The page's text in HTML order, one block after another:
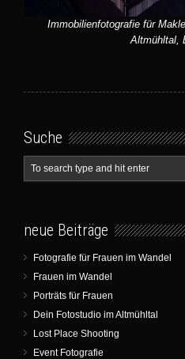
Immobilienfotografie für
Altmühltal,
Suche
neue Beiträge
Fotografie für Frauen im Wandel
Frauen im Wandel
Porträts für Frauen
Dein Fotostudio im Altmühltal
Lost Place Shooting
Event Fotografie